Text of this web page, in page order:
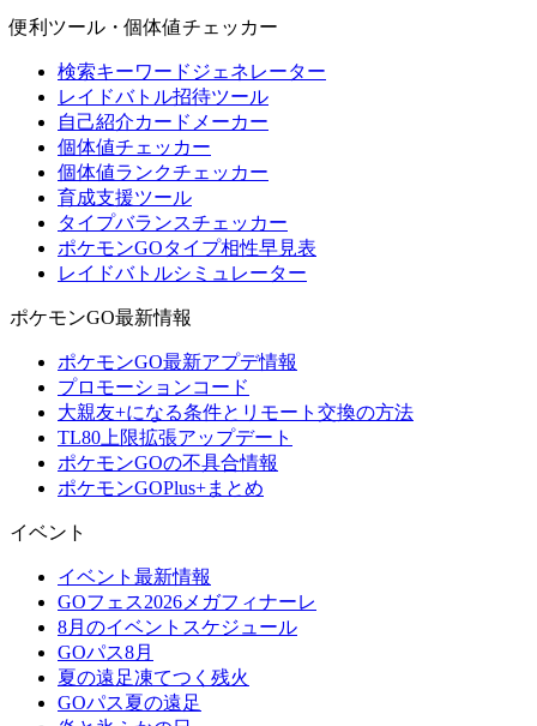
便利ツール・個体値チェッカー
検索キーワードジェネレーター
レイドバトル招待ツール
自己紹介カードメーカー
個体値チェッカー
個体値ランクチェッカー
育成支援ツール
タイプバランスチェッカー
ポケモンGOタイプ相性早見表
レイドバトルシミュレーター
ポケモンGO最新情報
ポケモンGO最新アプデ情報
プロモーションコード
大親友+になる条件とリモート交換の方法
TL80上限拡張アップデート
ポケモンGOの不具合情報
ポケモンGOPlus+まとめ
イベント
イベント最新情報
GOフェス2026メガフィナーレ
8月のイベントスケジュール
GOパス8月
夏の遠足凍てつく残火
GOパス夏の遠足